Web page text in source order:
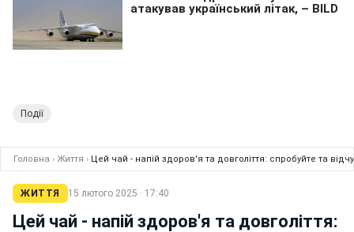
Події
Головна › Життя › Цей чай - напій здоров'я та довголіття: спробуйте та
ЖИТТЯ 15 лютого 2025 · 17:40
Цей чай - напій здоров'я та довголіття: